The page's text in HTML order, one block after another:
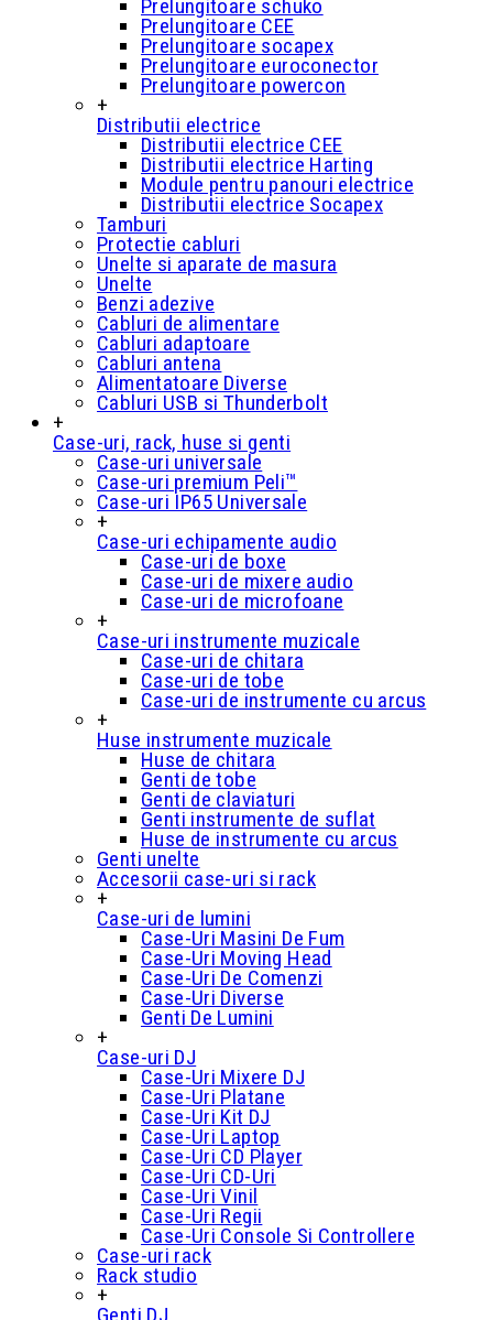
Prelungitoare schuko
Prelungitoare CEE
Prelungitoare socapex
Prelungitoare euroconector
Prelungitoare powercon
+
Distributii electrice
Distributii electrice CEE
Distributii electrice Harting
Module pentru panouri electrice
Distributii electrice Socapex
Tamburi
Protectie cabluri
Unelte si aparate de masura
Unelte
Benzi adezive
Cabluri de alimentare
Cabluri adaptoare
Cabluri antena
Alimentatoare Diverse
Cabluri USB si Thunderbolt
+
Case-uri, rack, huse si genti
Case-uri universale
Case-uri premium Peli™
Case-uri IP65 Universale
+
Case-uri echipamente audio
Case-uri de boxe
Case-uri de mixere audio
Case-uri de microfoane
+
Case-uri instrumente muzicale
Case-uri de chitara
Case-uri de tobe
Case-uri de instrumente cu arcus
+
Huse instrumente muzicale
Huse de chitara
Genti de tobe
Genti de claviaturi
Genti instrumente de suflat
Huse de instrumente cu arcus
Genti unelte
Accesorii case-uri si rack
+
Case-uri de lumini
Case-Uri Masini De Fum
Case-Uri Moving Head
Case-Uri De Comenzi
Case-Uri Diverse
Genti De Lumini
+
Case-uri DJ
Case-Uri Mixere DJ
Case-Uri Platane
Case-Uri Kit DJ
Case-Uri Laptop
Case-Uri CD Player
Case-Uri CD-Uri
Case-Uri Vinil
Case-Uri Regii
Case-Uri Console Si Controllere
Case-uri rack
Rack studio
+